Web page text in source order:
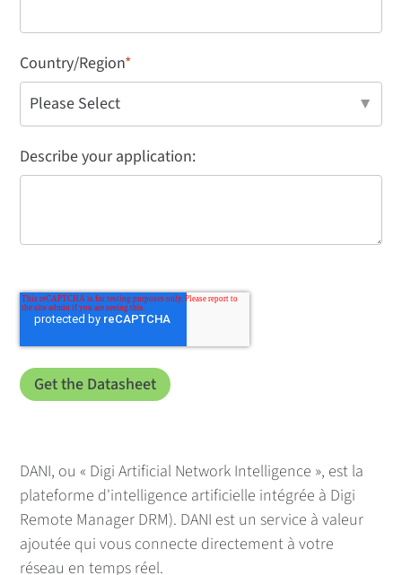
Country/Region*
Describe your application:
DANI, ou « Digi Artificial Network Intelligence », est la
plateforme d'intelligence artificielle intégrée à Digi
Remote Manager DRM). DANI est un service à valeur
ajoutée qui vous connecte directement à votre
réseau en temps réel.